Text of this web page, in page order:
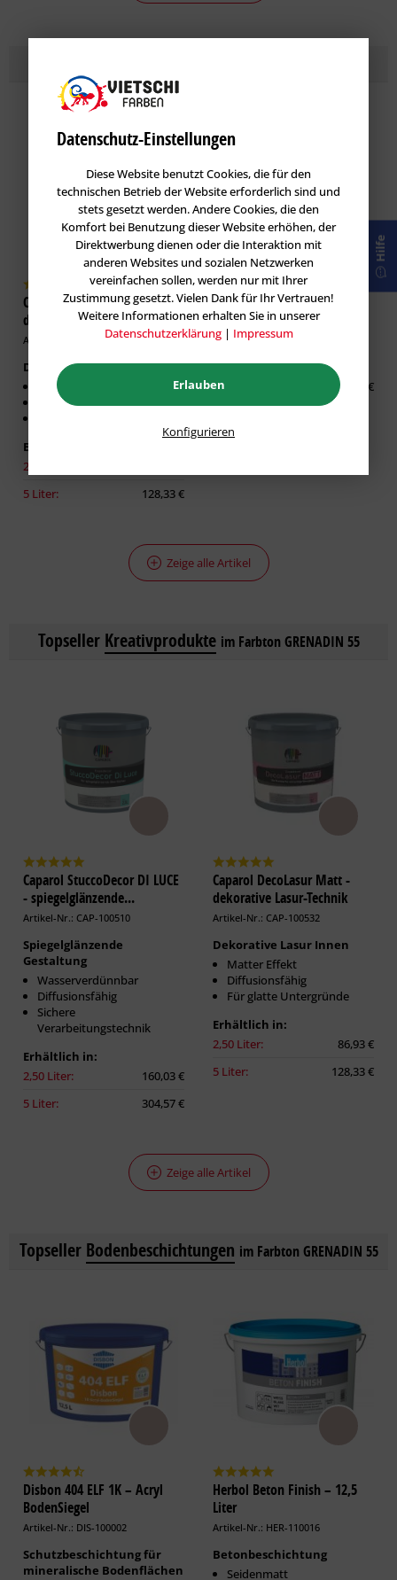
Caparol DecoLasur Matt -
dekorative Lasur-Technik
Artikel-Nr.: CAP-100532
Dekorative Lasur Innen
Matter Effekt
Diffusionsfähig
Erhältlich in:
2,50 Liter:
5 Liter:
128,33 €
GORI 33 Sensitiv-Lasur
Holzlasur
Artikel-Nr.: GOR-100019
Erhältlich in:
0,75 Liter:
26,63 €
Zeige alle Artikel
Topseller Kreativprodukte im Farbton GRENADIN 55
Caparol StuccoDecor DI LUCE
- spiegelglänzende...
Artikel-Nr.: CAP-100510
Spiegelglänzende
Gestaltung
Wasserverdünnbar
Diffusionsfähig
Sichere
Verarbeitungstechnik
Erhältlich in:
2,50 Liter:
160,03 €
5 Liter:
304,57 €
Caparol DecoLasur Matt -
dekorative Lasur-Technik
Artikel-Nr.: CAP-100532
Dekorative Lasur Innen
Matter Effekt
Diffusionsfähig
Für glatte Untergründe
Erhältlich in:
2,50 Liter:
86,93 €
5 Liter:
128,33 €
Zeige alle Artikel
Topseller Bodenbeschichtungen im Farbton GRENADIN 55
Disbon 404 ELF 1K – Acryl
BodenSiegel
Artikel-Nr.: DIS-100002
Schutzbeschichtung für
mineralische Bodenflächen
Herbol Beton Finish – 12,5
Liter
Artikel-Nr.: HER-110016
Betonbeschichtung
Seidenmatt
Hilfe
Datenschutz-Einstellungen
Diese Website benutzt Cookies, die für den
technischen Betrieb der Website erforderlich sind und
stets gesetzt werden. Andere Cookies, die den
Komfort bei Benutzung dieser Website erhöhen, der
Direktwerbung dienen oder die Interaktion mit
anderen Websites und sozialen Netzwerken
vereinfachen sollen, werden nur mit Ihrer
Zustimmung gesetzt. Vielen Dank für Ihr Vertrauen!
Weitere Informationen erhalten Sie in unserer
Datenschutzerklärung| Impressum
Erlauben
Konfigurieren